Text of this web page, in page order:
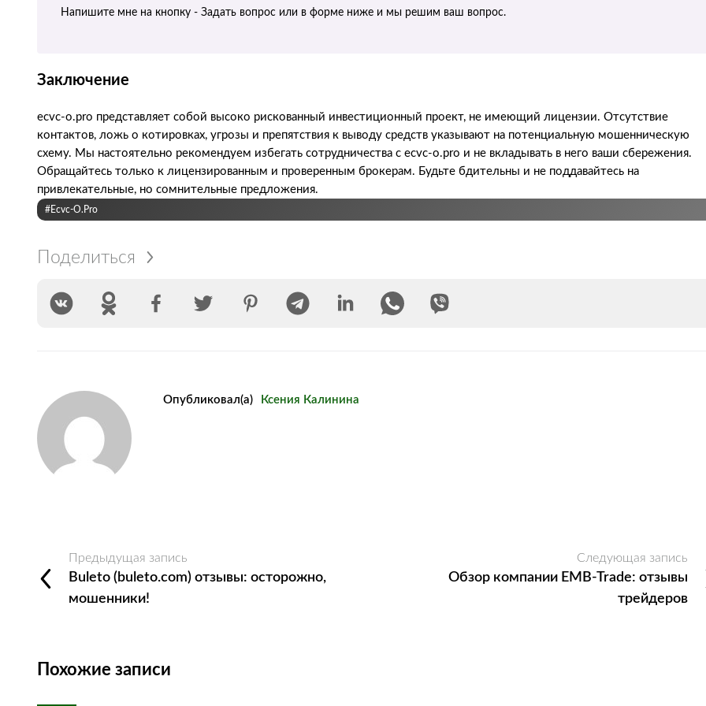
Напишите мне на кнопку - Задать вопрос или в форме ниже и мы решим ваш вопрос.
Заключение
ecvc-o.pro представляет собой высоко рискованный инвестиционный проект, не имеющий лицензии. Отсутствие
контактов, ложь о котировках, угрозы и препятствия к выводу средств указывают на потенциальную мошенническую
схему. Мы настоятельно рекомендуем избегать сотрудничества с ecvc-o.pro и не вкладывать в него ваши сбережения.
Обращайтесь только к лицензированным и проверенным брокерам. Будьте бдительны и не поддавайтесь на
привлекательные, но сомнительные предложения.
#ecvc-O.pro
Поделиться
Опубликовал(а) Ксения Калинина
Предыдущая запись
Buleto (buleto.com) отзывы: осторожно,
мошенники!
Следующая запись
Обзор компании EMB-Trade: отзывы
трейдеров
Похожие записи